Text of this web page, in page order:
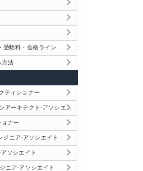
受験料・合格ライン
方法
ティショナー
ーキテクト-アソシエイト
ナー
ニア-アソシエイト
ソシエイト
ニア-アソシエイト